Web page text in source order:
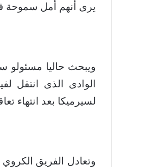
يرى أنهم أمل سموحة
ويبحث حاليا مسئولو
الوادى الذى انتقل
لسيرميكا بعد انتهاء
وتعادل الفريق